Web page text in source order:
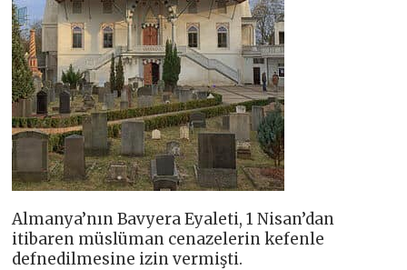
Almanya’nın Bavyera Eyaleti, 1 Nisan’dan
itibaren müslüman cenazelerin kefenle
defnedilmesine izin vermişti.